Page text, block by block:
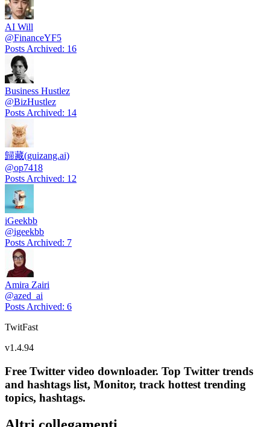
AI Will
@FinanceYF5
Posts Archived: 16
Business Hustlez
@BizHustlez
Posts Archived: 14
歸藏(guizang.ai)
@op7418
Posts Archived: 12
iGeekbb
@igeekbb
Posts Archived: 7
Amira Zairi
@azed_ai
Posts Archived: 6
TwitFast
v1.4.94
Free Twitter video downloader. Top Twitter trends
and hashtags list, Monitor, track hottest trending
topics, hashtags.